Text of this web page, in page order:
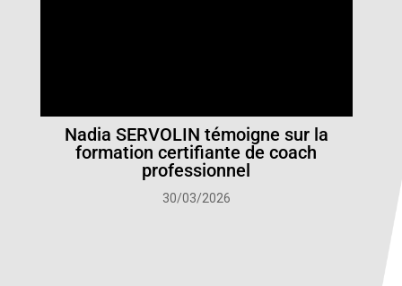
Nadia SERVOLIN témoigne sur la
formation certifiante de coach
professionnel
30/03/2026